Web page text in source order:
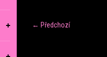
← Předchozí